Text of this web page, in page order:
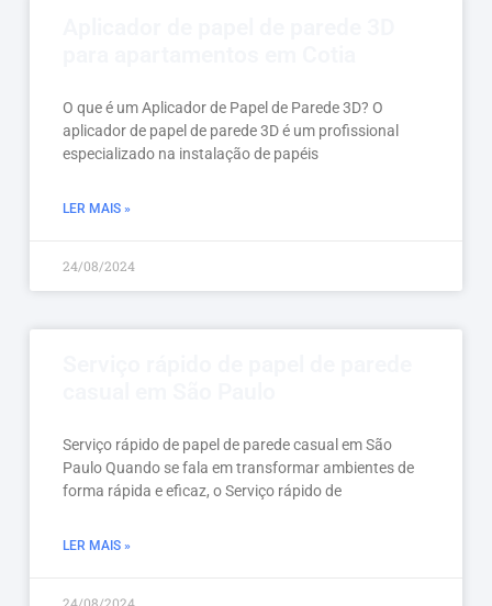
O que é um Aplicador de Papel de Parede 3D? O
aplicador de papel de parede 3D é um profissional
especializado na instalação de papéis
LER MAIS »
24/08/2024
Serviço rápido de papel de parede casual em São
Paulo Quando se fala em transformar ambientes de
forma rápida e eficaz, o Serviço rápido de
LER MAIS »